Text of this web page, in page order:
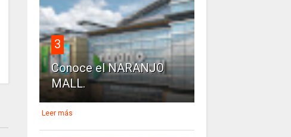
3
Conoce el NARANJO
MALL.
Leer más